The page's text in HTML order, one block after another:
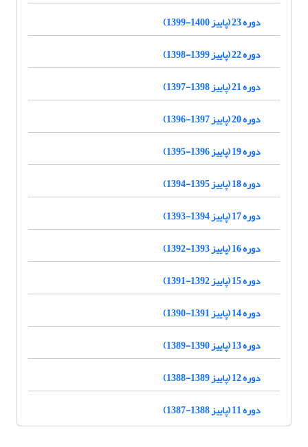
دوره 23 (پاییز 1400-1399)
دوره 22 (پاییز 1399-1398)
دوره 21 (پاییز 1398-1397)
دوره 20 (پاییز 1397-1396)
دوره 19 (پاییز 1396-1395)
دوره 18 (پاییز 1395-1394)
دوره 17 (پاییز 1394-1393)
دوره 16 (پاییز 1393-1392)
دوره 15 (پاییز 1392-1391)
دوره 14 (پاییز 1391-1390)
دوره 13 (پاییز 1390-1389)
دوره 12 (پاییز 1389-1388)
دوره 11 (پاییز 1388-1387)